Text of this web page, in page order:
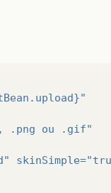
.png ou .gif"
skinSimple=